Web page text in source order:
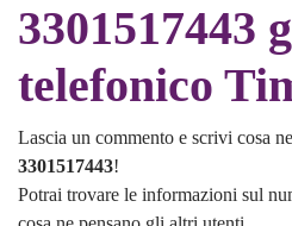
3301517443
telefonico
Lascia un commento e scrivi cosa
3301517443!
Potrai trovare le informazioni sul